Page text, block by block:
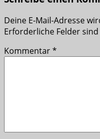
Deine E-Mail-Adresse
Erforderliche Felder
Kommentar*